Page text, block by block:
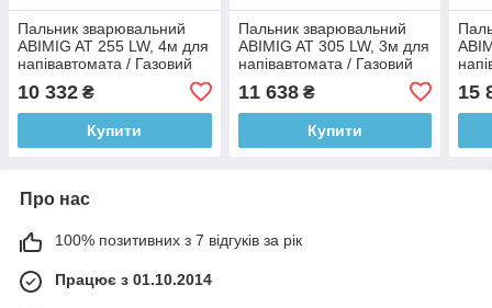
Пальник зварювальний
ABIMIG AT 255 LW, 4м для
напівавтомата / Газовий
зварювальних робіт
10 332 ₴
Купити
Пальник зварювальний
ABIMIG AT 305 LW, 3м для
напівавтомата / Газовий
зварювальних робіт
11 638₴
Купити
15
Про нас
100% позитивних з 7 відгуків за рік
Працює з 01.10.2014